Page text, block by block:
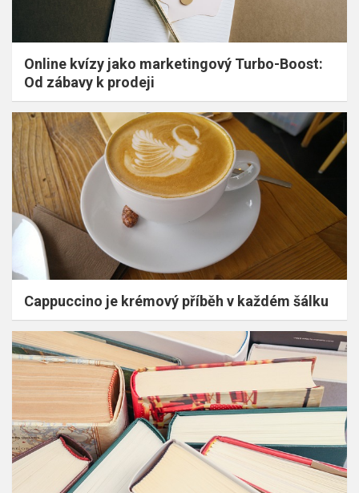
Online kvízy jako marketingový Turbo-Boost:
Od zábavy k prodeji
Cappuccino je krémový příběh v každém šálku